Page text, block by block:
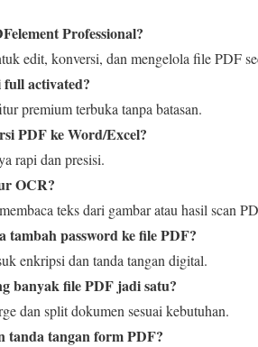
Professional?
edit, konversi, dan mengelola file PDF
activated?
premium terbuka tanpa batasan.
PDF ke Word/Excel?
rapi dan presisi.
OCR?
teks dari gambar atau hasil scan
tambah password ke file PDF?
enkripsi dan tanda tangan digital.
banyak file PDF jadi satu?
dan split dokumen sesuai kebutuhan.
tanda tangan form PDF?